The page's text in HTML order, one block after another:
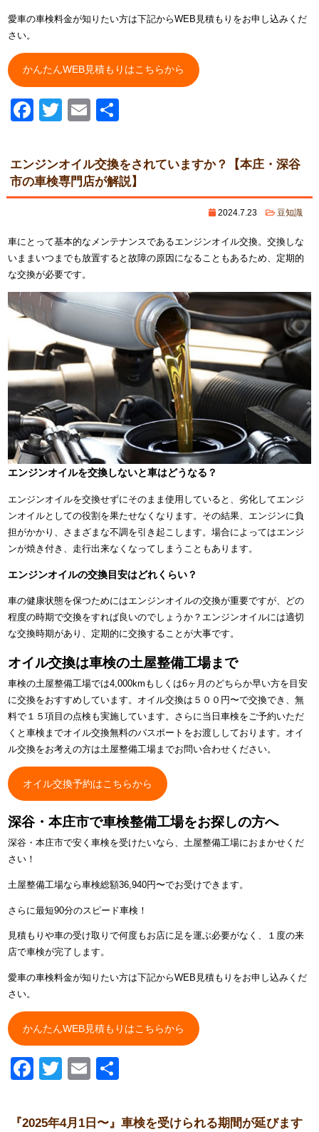
愛車の車検料金が知りたい方は下記からWEB見積もりをお申し込みくだ
さい。
かんたんWEB見積もりはこちらから
Facebook
TwitterEmail
エンジンオイル交換をされていますか？【本庄・深谷
市の車検専門店が解説】
2024.7.23 豆知識
車にとって基本的なメンテナンスであるエンジンオイル交換。交換しな
いままいつまでも放置すると故障の原因になることもあるため、定期的
な交換が必要です。
エンジンオイルを交換しないと車はどうなる？
エンジンオイルを交換せずにそのまま使用していると、劣化してエンジ
ンオイルとしての役割を果たせなくなります。その結果、エンジンに負
担がかかり、さまざまな不調を引き起こします。場合によってはエンジ
ンが焼き付き、走行出来なくなってしまうこともあります。
エンジンオイルの交換目安はどれくらい？
車の健康状態を保つためにはエンジンオイルの交換が重要ですが、どの
程度の時期で交換をすれば良いのでしょうか？エンジンオイルには適切
な交換時期があり、定期的に交換することが大事です。
オイル交換は車検の土屋整備工場まで
車検の土屋整備工場では4,000kmもしくは6ヶ月のどちらか早い方を目安
に交換をおすすめしています。オイル交換は５００円〜で交換でき、無
料で１５項目の点検も実施しています。さらに当日車検をご予約いただ
くと車検までオイル交換無料のパスポートをお渡ししております。オイ
ル交換をお考えの方は土屋整備工場までお問い合わせください。
オイル交換予約はこちらから
深谷・本庄市で車検整備工場をお探しの方へ
深谷・本庄市で安く車検を受けたいなら、土屋整備工場におまかせくだ
さい！
土屋整備工場なら車検総額36,940円〜でお受けできます。
さらに最短90分のスピード車検！
見積もりや車の受け取りで何度もお店に足を運ぶ必要がなく、１度の来
店で車検が完了します。
愛車の車検料金が知りたい方は下記からWEB見積もりをお申し込みくだ
さい。
かんたんWEB見積もりはこちらから
Facebook
TwitterEmail
『2025年4月1日〜』車検を受けられる期間が延びます